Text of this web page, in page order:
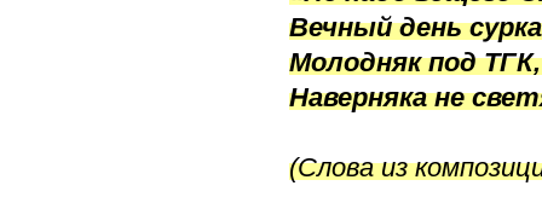
Вечный день
Молодняк под
Наверняка не
(Слова из